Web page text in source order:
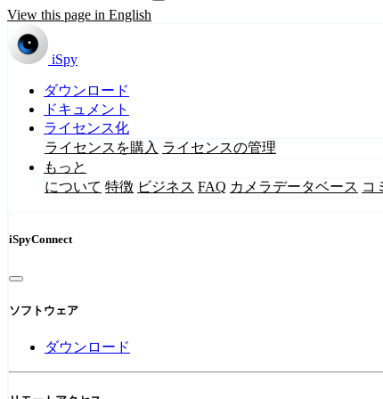
View this page in English
iSpy
ダウンロード
ドキュメント
ライセンス化
ライセンスを購入 ライセンスの管理
もっと
について 特徴 ビジネス FAQ カメラデータベース コ
iSpyConnect
ソフトウェア
ダウンロード